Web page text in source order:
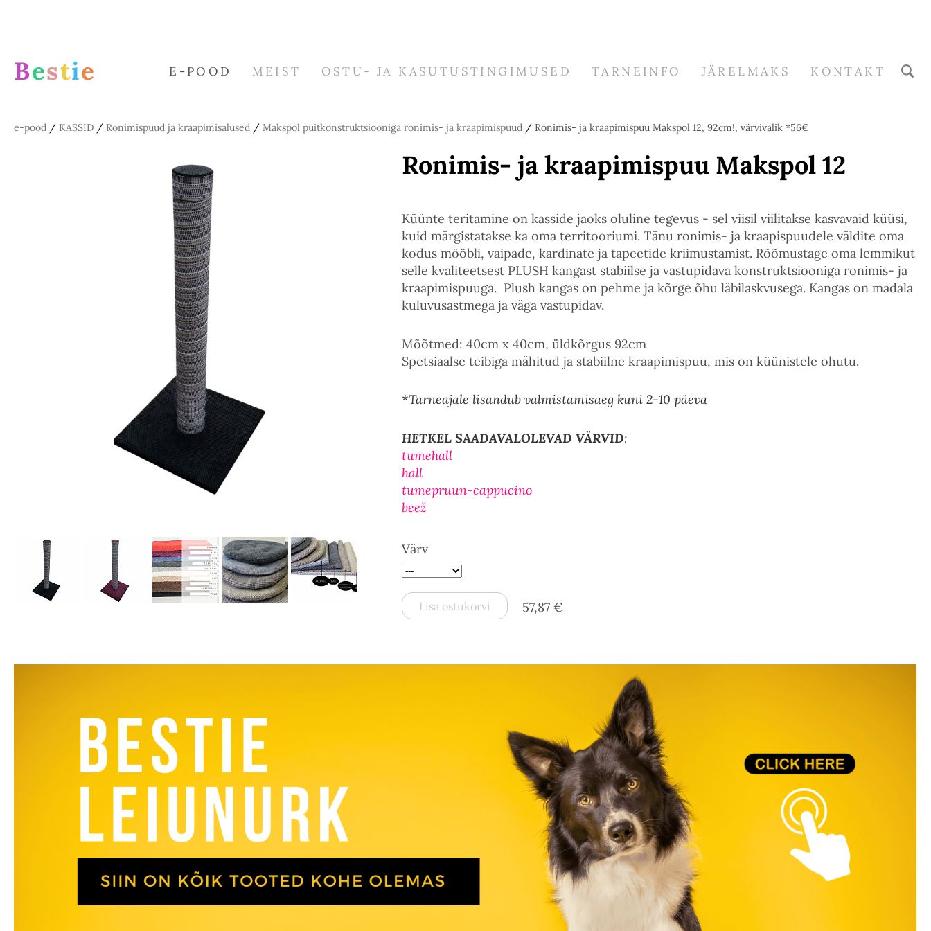
Bestie E-POOD MEIST OSTU- JA KASUTUSTINGIMUSED TARNEINFO JÄRELMAKS KONTAKT
e-pood / KASSID / Ronimispuud ja kraapimisalused / Makspol puitkonstruktsiooniga ronimis- ja kraapimispuud / Ronimis- ja kraapimispuu Makspol 12, 92cm!, värvivalik *56€
Ronimis- ja kraapimispuu Makspol 12
Küünte teritamine on kasside jaoks oluline tegevus - sel viisil viilitakse kasvavaid küüsi,
kuid märgistatakse ka oma territooriumi. Tänu ronimis- ja kraapispuudele väldite oma
kodus mööbli, vaipade, kardinate ja tapeetide kriimustamist. Rõõmustage oma lemmikut
selle kvaliteetsest PLUSH kangast stabiilse ja vastupidava konstruktsiooniga ronimis- ja
kraapimispuuga. Plush kangas on pehme ja kõrge õhu läbilaskvusega. Kangas on madala
kuluvusastmega ja väga vastupidav.
Mõõtmed: 40cm x 40cm, üldkõrgus 92cm
Spetsiaalse teibiga mähitud ja stabiilne kraapimispuu, mis on küünistele ohutu.
*Tarneajale lisandub valmistamisaeg kuni 2-10 päeva
HETKEL SAADAVALOLEVAD VÄRVID:
tumehall
hall
tumepruun-cappucino
beež
Värv
Lisa ostukorvi 57,87 €